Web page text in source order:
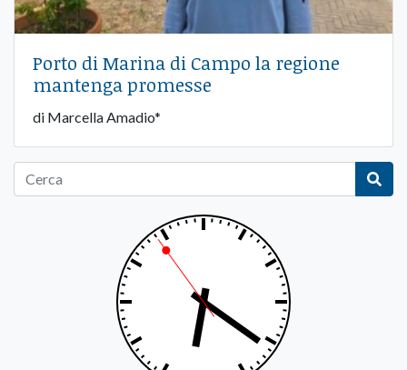
Porto di Marina di Campo la regione
mantenga promesse
di Marcella Amadio*